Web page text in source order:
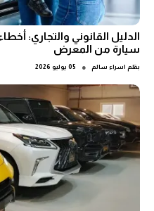
الدليل القانوني والتجاري:
سيارة من المعرض
بقلم اسراء سالم ● 05 يوليو 2026